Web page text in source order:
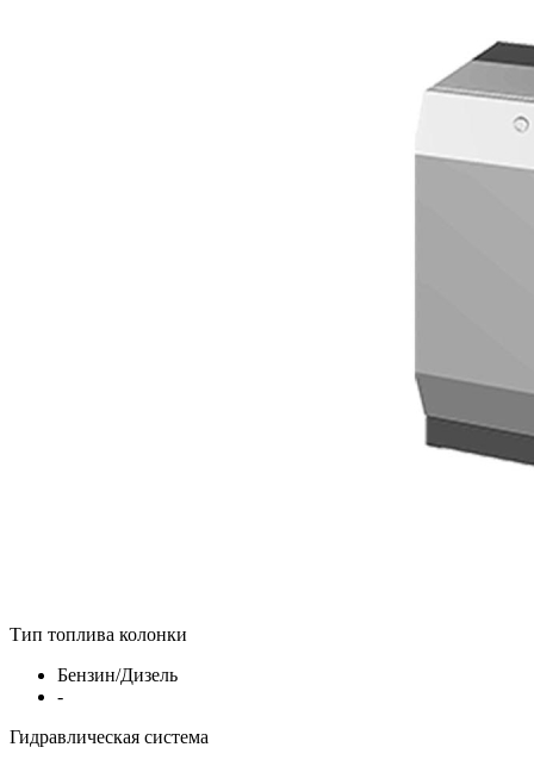
Тип топлива колонки
Бензин/Дизель
-
Гидравлическая система